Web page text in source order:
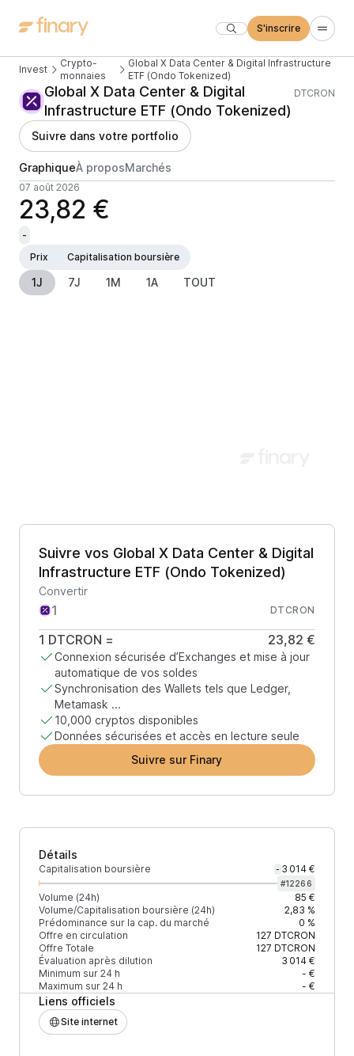
S'inscrire
Invest
Crypto-
monnaies
Global X Data Center & Digital Infrastructure
ETF (Ondo Tokenized)
Global X Data Center & Digital
Infrastructure ETF (Ondo Tokenized)
DTCRON
Suivre dans votre portfolio
GraphiqueÀ proposMarchés
07 août 2026
23,82 €
-
Prix
Capitalisation boursière
1J 7J 1M 1A TOUT
Suivre vos Global X Data Center & Digital
Infrastructure ETF (Ondo Tokenized)
Convertir
DTCRON
1 DTCRON = 23,82 €
Connexion sécurisée d’Exchanges et mise à jour
automatique de vos soldes
Synchronisation des Wallets tels que Ledger,
Metamask ...
10,000 cryptos disponibles
Données sécurisées et accès en lecture seule
Suivre sur Finary
Détails
Capitalisation boursière - 3 014 €
#12266
Volume (24h)
85 €
Volume/Capitalisation boursière (24h)
2,83 %
Prédominance sur la cap. du marché
0 %
Offre en circulation
127 DTCRON
Offre Totale
127 DTCRON
Évaluation après dilution
3 014 €
Minimum sur 24 h
- €
Maximum sur 24 h
- €
Liens officiels
Site internet